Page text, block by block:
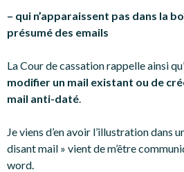
– qui n’apparaissent pas dans la
présumé des emails
La Cour de cassation rappelle ainsi qu’
modifier un mail existant ou de
mail anti-daté.
Je viens d’en avoir l’illustration dans
disant mail » vient de m’être
word.